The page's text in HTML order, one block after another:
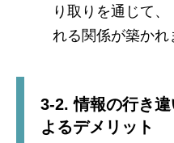
り取りを通じて
れる関係が築かれ
3-2. 情報の行き
よるデメリット